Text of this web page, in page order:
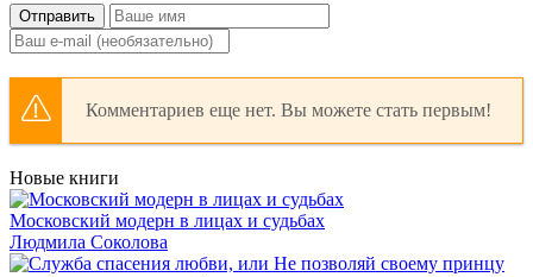
Отправить
Комментариев еще нет. Вы можете стать первым!
Новые книги
Московский модерн в лицах и судьбах
Людмила Соколова